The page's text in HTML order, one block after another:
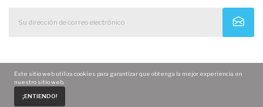
Home
Este sitio web utiliza cookies para garantizar que obtenga la mejor experiencia en
nuestro sitio web.
¡ENTIENDO!